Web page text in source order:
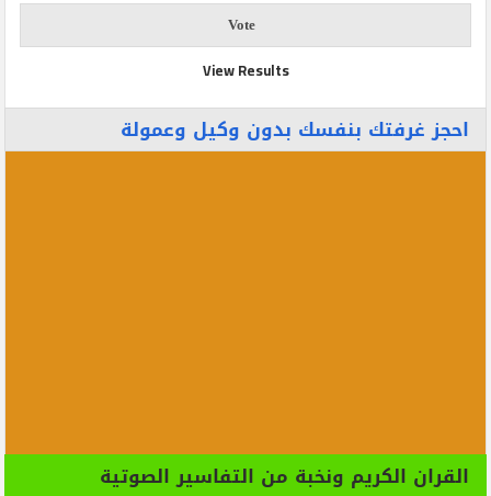
View Results
احجز غرفتك بنفسك بدون وكيل وعمولة
القران الكريم ونخبة من التفاسير الصوتية